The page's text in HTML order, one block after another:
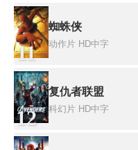
11
蜘蛛侠
动作片 HD中字
12
复仇者联盟
科幻片 HD中字